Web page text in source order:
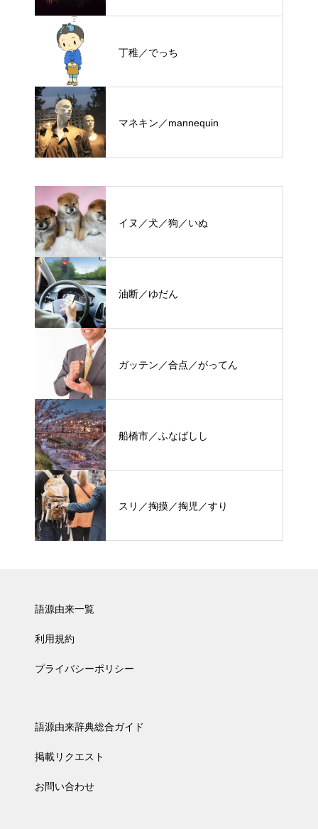
丁稚／でっち
マネキン／mannequin
イヌ／犬／狗／いぬ
油断／ゆだん
ガッテン／合点／がってん
船橋市／ふなばしし
スリ／掏摸／掏児／すり
語源由来一覧
利用規約
プライバシーポリシー
語源由来辞典総合ガイド
掲載リクエスト
お問い合わせ